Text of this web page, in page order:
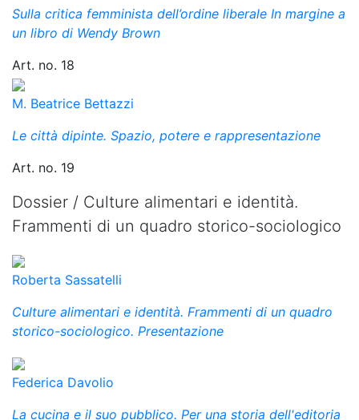
Sulla critica femminista dell’ordine liberale In margine a
un libro di Wendy Brown
Art. no. 18
M. Beatrice Bettazzi
Le città dipinte. Spazio, potere e rappresentazione
Art. no. 19
Dossier / Culture alimentari e identità.
Frammenti di un quadro storico-sociologico
Roberta Sassatelli
Culture alimentari e identità. Frammenti di un quadro
storico-sociologico. Presentazione
Federica Davolio
La cucina e il suo pubblico. Per una storia dell'editoria